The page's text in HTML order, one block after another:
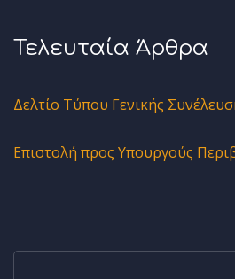
Τελευταία Άρθρα
Δελτίο Τύπου Γενικής
Επιστολή προς Υπουργούς